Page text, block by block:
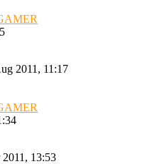
2011, 11:17
13:53